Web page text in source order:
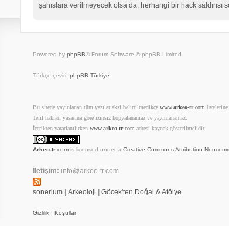
şahıslara verilmeyecek olsa da, herhangi bir hack
Powered by phpBB® Forum Software © phpBB Limited
Türkçe çeviri: phpBB Türkiye
Bu sitede yayınlanan tüm yazılar aksi belirtilmedikçe www.arkeo-tr.com üyelerine
Telif hakları yasasına göre izinsiz kopyalanamaz ve yayınlanamaz.
İçerikten yararlanılırken www.arkeo-tr.com adresi kaynak gösterilmelidir.
Arkeo-tr.comis licensed under a Creative Commons Attribution-
İletişim: info@arkeo-tr.com
sonerium Arkeoloji Göcek'ten Doğal & Atölye
Gizlilik| Koşullar